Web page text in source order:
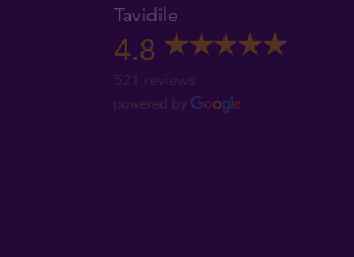
Tavidile
4.8
521 reviews